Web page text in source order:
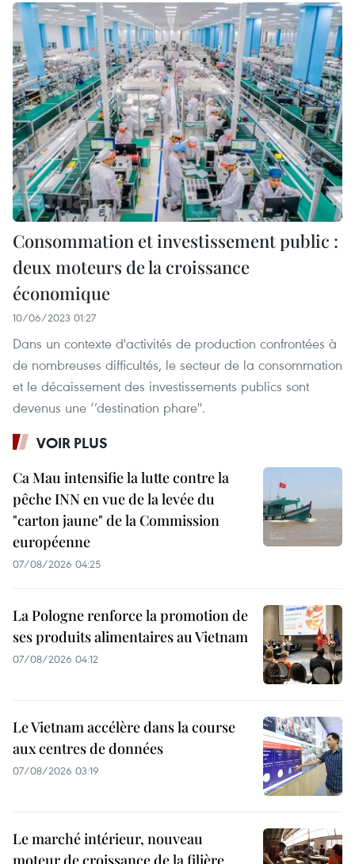
Consommation et investissement public :
deux moteurs de la croissance
économique
10/06/2023 01:27
Dans un contexte d'activités de production confrontées à
de nombreuses difficultés, le secteur de la consommation
et le décaissement des investissements publics sont
devenus une ‘’destination phare''.
VOIR PLUS
Ca Mau intensifie la lutte contre la
pêche INN en vue de la levée du
"carton jaune" de la Commission
européenne
07/08/2026 04:25
La Pologne renforce la promotion de
ses produits alimentaires au Vietnam
07/08/2026 04:12
Le Vietnam accélère dans la course
aux centres de données
07/08/2026 03:19
Le marché intérieur, nouveau